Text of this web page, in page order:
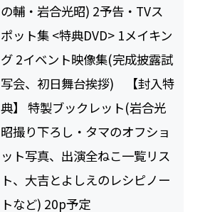
の輔・岩合光昭) 2予告・TVス
ポット集 <特典DVD> 1メイキン
グ 2イベント映像集(完成披露試
写会、初日舞台挨拶) 【封入特
典】 特製ブックレット(岩合光
昭撮り下ろし・タマのオフショ
ット写真、出演全ねこ一覧リス
ト、大吉とよしえのレシピノー
トなど) 20p予定